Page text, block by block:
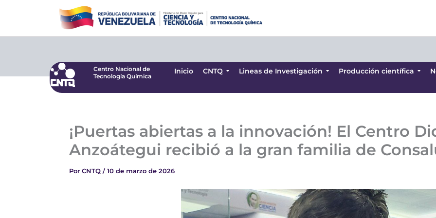
Tecnología Química
CNTQ
Centro Nacional de
Tecnología Química
Inicio CNTQ Lineas de Investigación Producción científica
¡Puertas abiertas a la innovación! El Centro
Anzoátegui recibió a la gran familia de
Por CNTQ /10 de marzo de 2026